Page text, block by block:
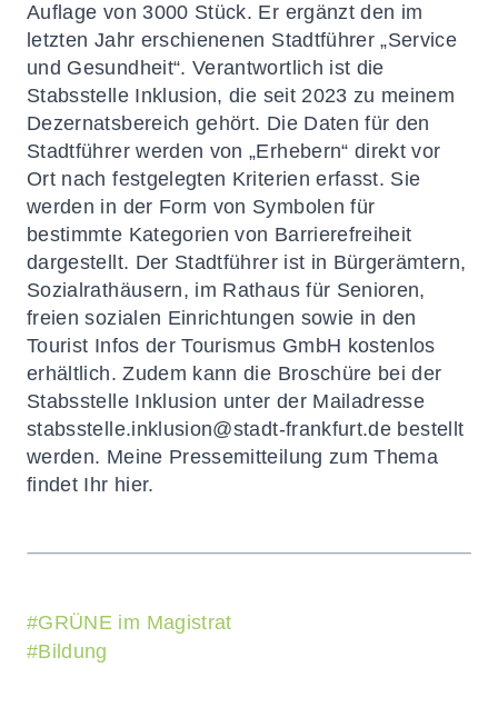
Auflage von 3000 Stück. Er ergänzt den im
letzten Jahr erschienenen Stadtführer „Service
und Gesundheit“. Verantwortlich ist die
Stabsstelle Inklusion, die seit 2023 zu meinem
Dezernatsbereich gehört. Die Daten für den
Stadtführer werden von „Erhebern“ direkt vor
Ort nach festgelegten Kriterien erfasst. Sie
werden in der Form von Symbolen für
bestimmte Kategorien von Barrierefreiheit
dargestellt. Der Stadtführer ist in Bürgerämtern,
Sozialrathäusern, im Rathaus für Senioren,
freien sozialen Einrichtungen sowie in den
Tourist Infos der Tourismus GmbH kostenlos
erhältlich. Zudem kann die Broschüre bei der
Stabsstelle Inklusion unter der Mailadresse
stabsstelle.inklusion@stadt-frankfurt.de bestellt
werden. Meine Pressemitteilung zum Thema
findet Ihr hier.
#GRÜNE im Magistrat
#Bildung